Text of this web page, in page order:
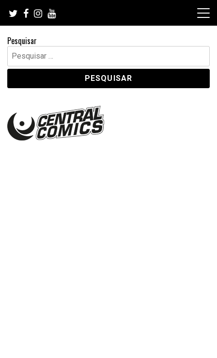
content
Pesquisar
Pesquisar
por: